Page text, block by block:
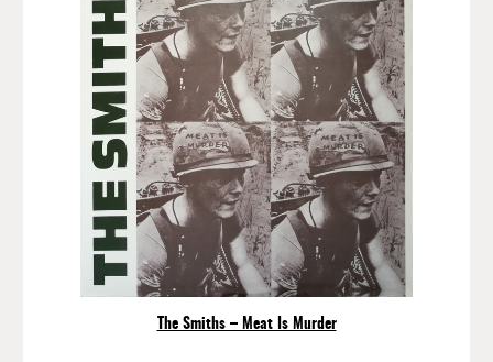
The Smiths – Meat Is Murder